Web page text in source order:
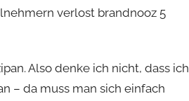
verlost brandnooz 5
Also denke ich nicht, dass ich
– da muss man sich einfach